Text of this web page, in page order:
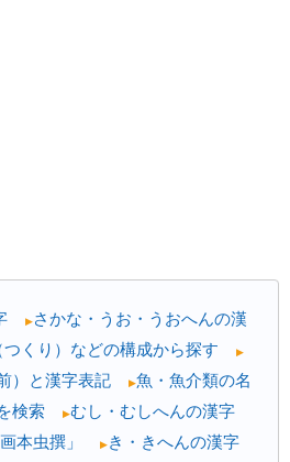
▶ さかな・うお・うおへんの漢
くり）などの構成から探す ▶
）と漢字表記 ▶魚・魚介類の名
検索
▶むし・むしへんの漢字
本虫撰」 ▶ き・きへんの漢字